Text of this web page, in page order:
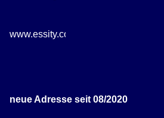
www.essity.com/careers
neue Adresse seit 08/2020